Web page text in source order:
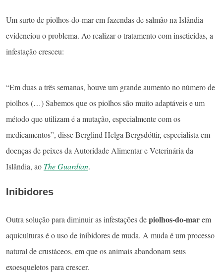
Um surto de piolhos-do-mar em fazendas de salmão na Islândia
evidenciou o problema. Ao realizar o tratamento com inseticidas, a
infestação cresceu:
“Em duas a três semanas, houve um grande aumento no número de
piolhos (…) Sabemos que os piolhos são muito adaptáveis ​​e um
método que utilizam é ​​a mutação, especialmente com os
medicamentos”, disse Berglind Helga Bergsdóttir, especialista em
doenças de peixes da Autoridade Alimentar e Veterinária da
Islândia, ao The Guardian.
Inibidores
Outra solução para diminuir as infestações depiolhos-do-marem
aquiculturas é o uso de inibidores de muda. A muda é um processo
natural de crustáceos, em que os animais abandonam seus
exoesqueletos para crescer.